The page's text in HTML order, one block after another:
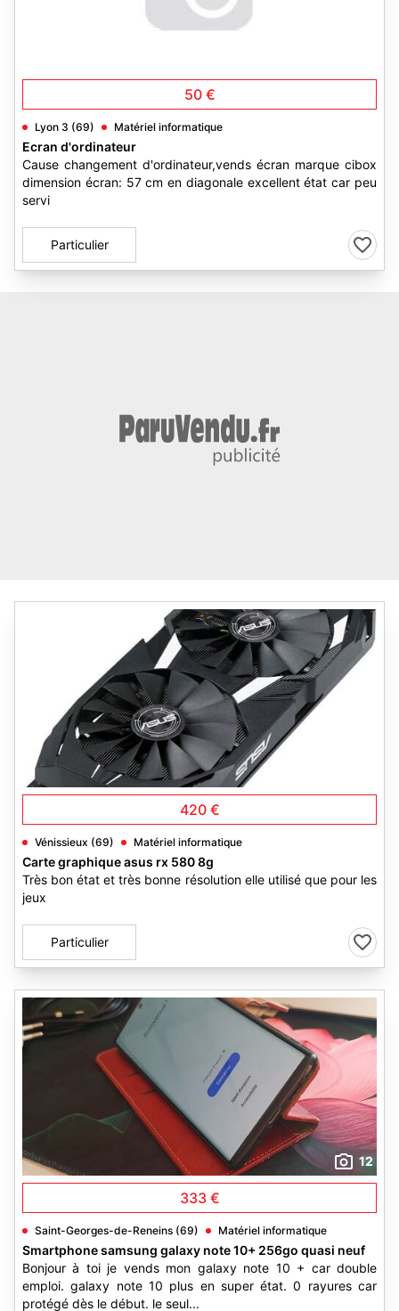
50 €
Lyon 3 (69) Matériel informatique
Ecran d'ordinateur
Cause changement d'ordinateur,vends écran marque cibox
dimension écran: 57 cm en diagonale excellent état car peu
servi
Particulier
420 €
Vénissieux (69) Matériel informatique
Carte graphique asus rx 580 8g
Très bon état et très bonne résolution elle utilisé que pour les
jeux
Particulier
12
333 €
Saint-Georges-de-Reneins (69) Matériel informatique
Smartphone samsung galaxy note 10+ 256go quasi neuf
Bonjour à toi je vends mon galaxy note 10 + car double
emploi. galaxy note 10 plus en super état. 0 rayures car
protégé dès le début. le seul...